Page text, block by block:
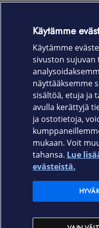
Pikaopas
S Pen ‑kynä
Takuu
24 kk + 12 kk
Elisa.fi
Elisan myymälät
Käytämme
Käytämme
sivuston sujuvan
näyttääksemme
sisältöä, etuja ja
avulla kerättyjä
ja ostotietoja,
mukaan. Voit
tahansa. Lue
evästeistä.